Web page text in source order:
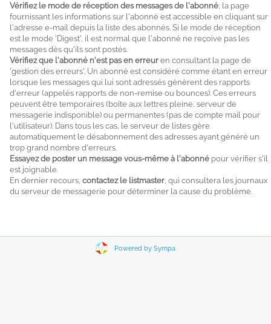
Vérifiez le mode de réception des messages de l'abonné; la page
fournissant les informations sur l'abonné est accessible en cliquant sur
l'adresse e-mail depuis la liste des abonnés. Si le mode de réception
est le mode 'Digest', il est normal que l'abonné ne reçoive pas les
messages dès qu'ils sont postés.
Vérifiez que l'abonné n'est pas en erreur en consultant la page de
'gestion des erreurs'. Un abonné est considéré comme étant en erreur
lorsque les messages qui lui sont adressés génèrent des rapports
d'erreur (appelés rapports de non-remise ou bounces). Ces erreurs
peuvent être temporaires (boîte aux lettres pleine, serveur de
messagerie indisponible) ou permanentes (pas de compte mail pour
l'utilisateur). Dans tous les cas, le serveur de listes gère
automatiquement le désabonnement des adresses ayant généré un
trop grand nombre d'erreurs.
Essayez de poster un message vous-même à l'abonné pour vérifier s'il
est joignable.
En dernier recours, contactez le listmaster , qui consultera les journaux
du serveur de messagerie pour déterminer la cause du problème.
Powered by Sympa